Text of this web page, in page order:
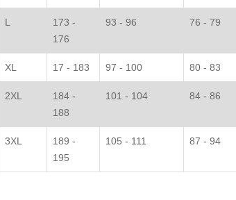
L
173 -
176
93 - 96 76 - 79
XL 17 - 183 97 - 100 80 - 83
2XL
184 -
188
101 - 104 84 - 86
3XL
189 -
195
105 - 111 87 - 94